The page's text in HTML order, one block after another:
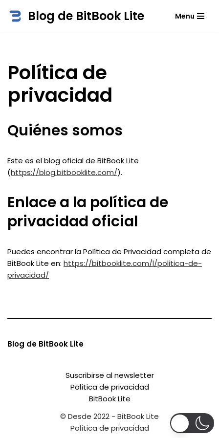
Blog de BitBook Lite Menu
Política de
privacidad
Quiénes somos
Este es el blog oficial de BitBook Lite
(https://blog.bitbooklite.com/).
Enlace a la política de
privacidad oficial
Puedes encontrar la Política de Privacidad completa de
BitBook Lite en: https://bitbooklite.com/l/politica-de-
privacidad/
Blog de BitBook Lite
Suscribirse al newsletter
Política de privacidad
BitBook Lite
© Desde 2022 - BitBook Lite
Política de privacidad